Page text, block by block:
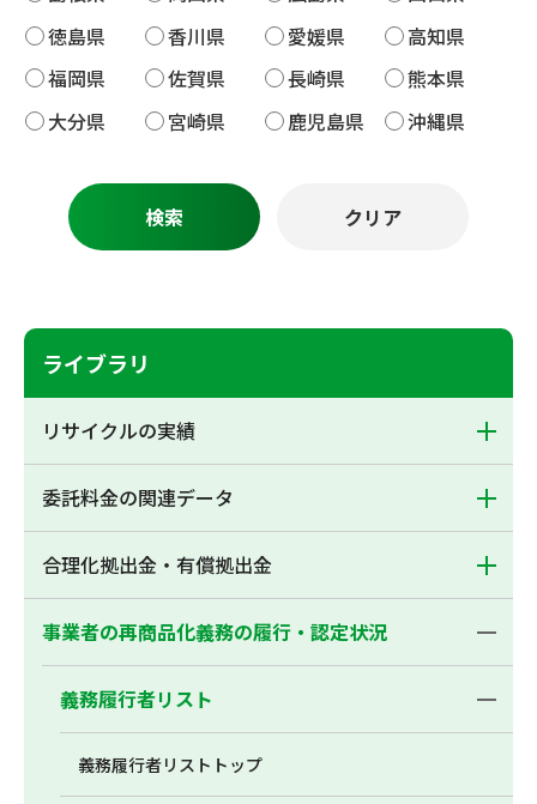
徳島県
香川県 愛媛県
高知県
福岡県
佐賀県 長崎県
熊本県
大分県
宮崎県 鹿児島県 沖縄県
ライブラリ
リサイクルの実績
委託料金の関連データ
合理化拠出金・有償拠出金
事業者の再商品化義務の履行・認定状況
義務履行者リスト
義務履行者リストトップ